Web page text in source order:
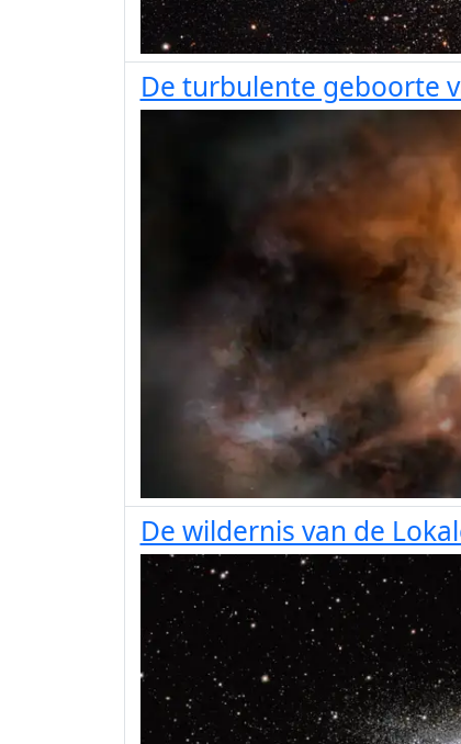
De turbulente geboorte
De wildernis van de